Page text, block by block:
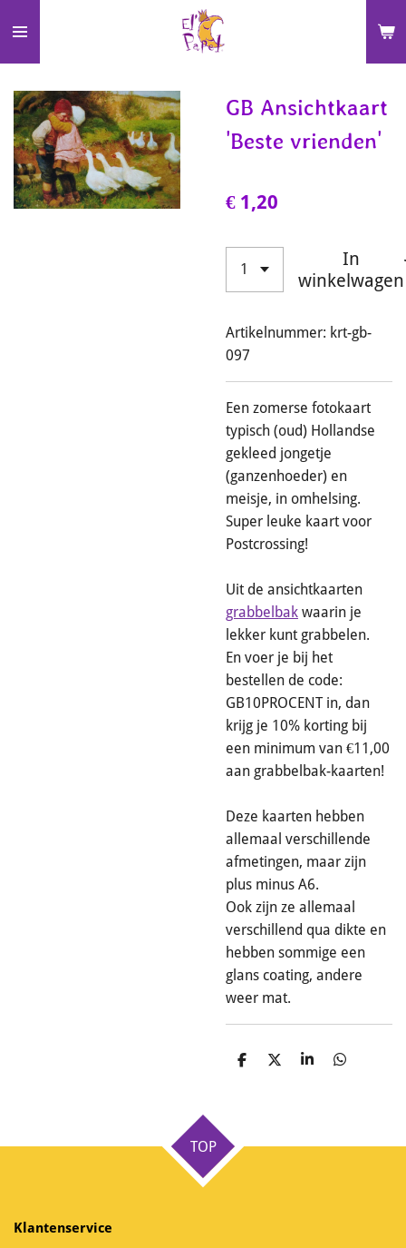
direct
naar
de
hoofdinhoud
GB Ansichtkaart
'Beste vrienden'
€ 1,20
In
winkelwagen
Artikelnummer: krt-gb-
097
Een zomerse fotokaart
typisch (oud) Hollandse
gekleed jongetje
(ganzenhoeder) en
meisje, in omhelsing.
Super leuke kaart voor
Postcrossing!
Uit de ansichtkaarten
grabbelbak waarin je
lekker kunt grabbelen.
En voer je bij het
bestellen de code:
GB10PROCENT in, dan
krijg je 10% korting bij
een minimum van €11,00
aan grabbelbak-kaarten!
Deze kaarten hebben
allemaal verschillende
afmetingen, maar zijn
plus minus A6.
Ook zijn ze allemaal
verschillend qua dikte en
hebben sommige een
glans coating, andere
weer mat.
D
D
S
D
TOP
Klantenservice